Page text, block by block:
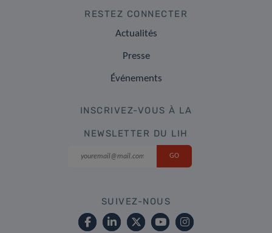
RESTEZ CONNECTER
Actualités
Presse
Événements
INSCRIVEZ-VOUS À LA
NEWSLETTER DU LIH
SUIVEZ-NOUS